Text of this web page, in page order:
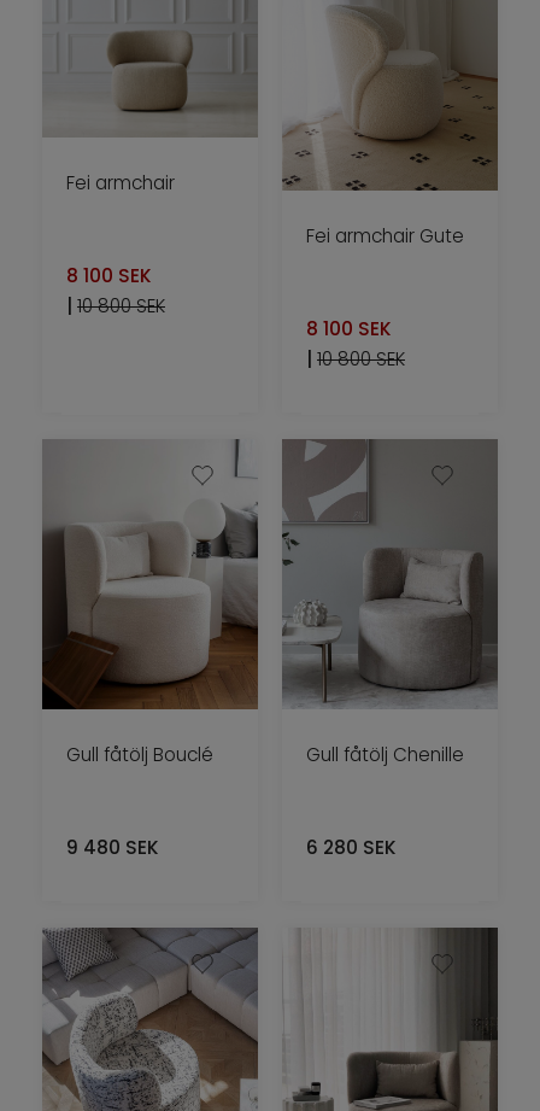
Fei armchair
8 100 SEK
| 10 800 SEK
Fei armchair Gute
8 100 SEK
10 800 SEK
Gull fåtölj Bouclé
9 480 SEK
Gull fåtölj Chenille
6 280 SEK